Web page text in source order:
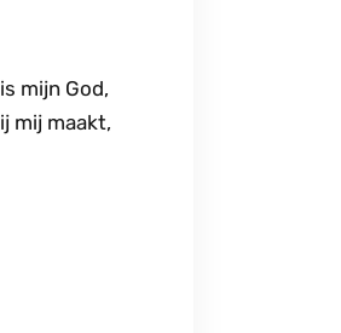
mijn God,
mij maakt,